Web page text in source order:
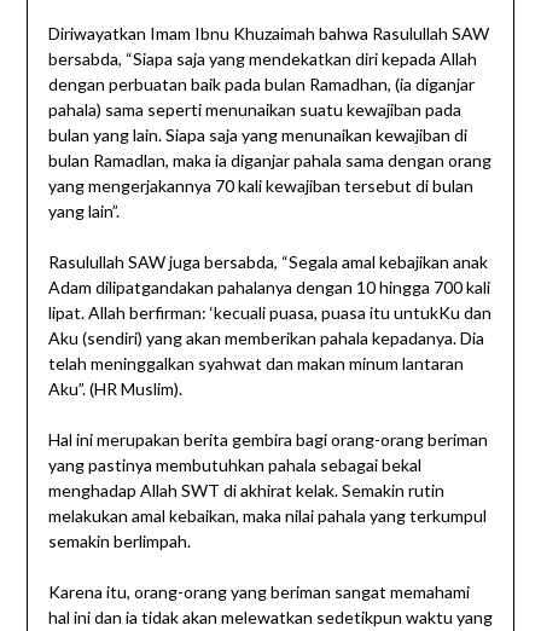
Diriwayatkan Imam Ibnu Khuzaimah bahwa Rasulullah SAW
bersabda, “Siapa saja yang mendekatkan diri kepada Allah
dengan perbuatan baik pada bulan Ramadhan, (ia diganjar
pahala) sama seperti menunaikan suatu kewajiban pada
bulan yang lain. Siapa saja yang menunaikan kewajiban di
bulan Ramadlan, maka ia diganjar pahala sama dengan orang
yang mengerjakannya 70 kali kewajiban tersebut di bulan
yang lain”.
Rasulullah SAW juga bersabda, “Segala amal kebajikan anak
Adam dilipatgandakan pahalanya dengan 10 hingga 700 kali
lipat. Allah berfirman: ‘kecuali puasa, puasa itu untukKu dan
Aku (sendiri) yang akan memberikan pahala kepadanya. Dia
telah meninggalkan syahwat dan makan minum lantaran
Aku”. (HR Muslim).
Hal ini merupakan berita gembira bagi orang-orang beriman
yang pastinya membutuhkan pahala sebagai bekal
menghadap Allah SWT di akhirat kelak. Semakin rutin
melakukan amal kebaikan, maka nilai pahala yang terkumpul
semakin berlimpah.
Karena itu, orang-orang yang beriman sangat memahami
hal ini dan ia tidak akan melewatkan sedetikpun waktu yang